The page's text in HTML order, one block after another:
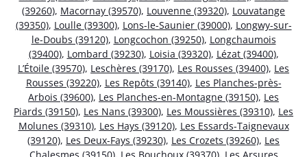
(39260), Macornay (39570), Louvenne (39320), Louvatange
(39350), Loulle (39300), Lons-le-Saunier (39000), Longwy-sur-
le-Doubs (39120), Longcochon (39250), Longchaumois
(39400), Lombard (39230), Loisia (39320), Lézat (39400),
L’Étoile (39570), Leschères (39170), Les Rousses (39400), Les
Rousses (39220), Les Repôts (39140), Les Planches-près-
Arbois (39600), Les Planches-en-Montagne (39150), Les
Piards (39150), Les Nans (39300), Les Moussières (39310), Les
Molunes (39310), Les Hays (39120), Les Essards-Taignevaux
(39120), Les Deux-Fays (39230), Les Crozets (39260), Les